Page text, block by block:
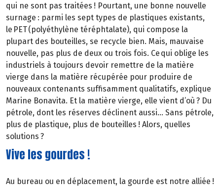
qui ne sont pas traitées ! Pourtant, une bonne nouvelle
surnage : parmi les sept types de plastiques existants,
le PET (polyéthylène téréphtalate), qui compose la
plupart des bouteilles, se recycle bien. Mais, mauvaise
nouvelle, pas plus de deux ou trois fois. Ce qui oblige les
industriels à toujours devoir remettre de la matière
vierge dans la matière récupérée pour produire de
nouveaux contenants suffisamment qualitatifs, explique
Marine Bonavita. Et la matière vierge, elle vient d’où ? Du
pétrole, dont les réserves déclinent aussi… Sans pétrole,
plus de plastique, plus de bouteilles ! Alors, quelles
solutions ?
Vive les gourdes !
Au bureau ou en déplacement, la gourde est notre alliée !